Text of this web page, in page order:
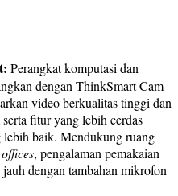
Perangkat komputasi dan
dengan ThinkSmart Cam
video berkualitas tinggi dan
fitur yang lebih cerdas
baik. Mendukung ruang
, pengalaman pemakaian
dengan tambahan mikrofon